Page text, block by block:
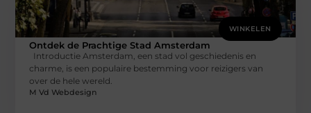
WINKELEN
Ontdek de Prachtige Stad Amsterdam
Introductie Amsterdam, een stad vol geschiedenis en
charme, is een populaire bestemming voor reizigers van
over de hele wereld.
M Vd Webdesign